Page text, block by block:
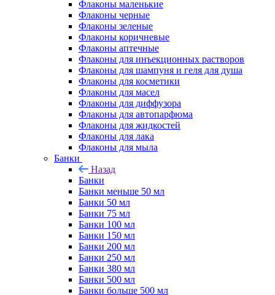
Флаконы маленькие
Флаконы черные
Флаконы зеленые
Флаконы коричневые
Флаконы аптечные
Флаконы для инъекционных растворов
Флаконы для шампуня и геля для душа
Флаконы для косметики
Флаконы для масел
Флаконы для диффузора
Флаконы для автопарфюма
Флаконы для жидкостей
Флаконы для лака
Флаконы для мыла
Банки
Назад
Банки
Банки меньше 50 мл
Банки 50 мл
Банки 75 мл
Банки 100 мл
Банки 150 мл
Банки 200 мл
Банки 250 мл
Банки 380 мл
Банки 500 мл
Банки больше 500 мл